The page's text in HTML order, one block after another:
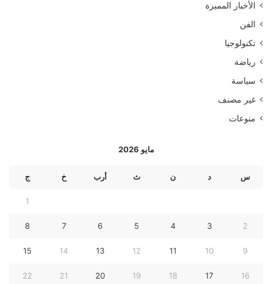
الأخبار المميزة
الفن
تكنولوجيا
رياضة
سياسة
غير مصنف
منوعات
مايو 2026
س د ن ث أرب خ ج
1
2
3
4
5
6
7
8
9
10
11
12
13
14
15
16
17
18
19
20
21
22